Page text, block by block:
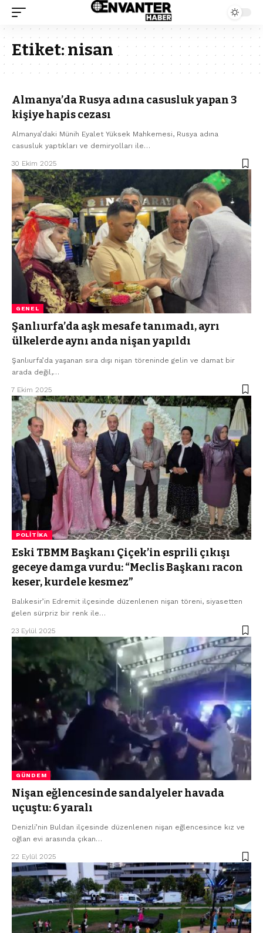
Etiket:nisan
Almanya’da Rusya adına casusluk yapan 3
kişiye hapis cezası
Almanya’daki Münih Eyalet Yüksek Mahkemesi, Rusya adına
casusluk yaptıkları ve demiryolları ile…
30 Ekim 2025
GENEL
Şanlıurfa’da aşk mesafe tanımadı, ayrı
ülkelerde aynı anda nişan yapıldı
Şanlıurfa’da yaşanan sıra dışı nişan töreninde gelin ve damat bir
arada değil,…
7 Ekim 2025
POLITIKA
Eski TBMM Başkanı Çiçek’in esprili çıkışı
geceye damga vurdu: “Meclis Başkanı racon
keser, kurdele kesmez”
Balıkesir’in Edremit ilçesinde düzenlenen nişan töreni, siyasetten
gelen sürpriz bir renk ile…
23 Eylül 2025
GÜNDEM
Nişan eğlencesinde sandalyeler havada
uçuştu: 6 yaralı
Denizli’nin Buldan ilçesinde düzenlenen nişan eğlencesince kız ve
oğlan evi arasında çıkan…
22 Eylül 2025